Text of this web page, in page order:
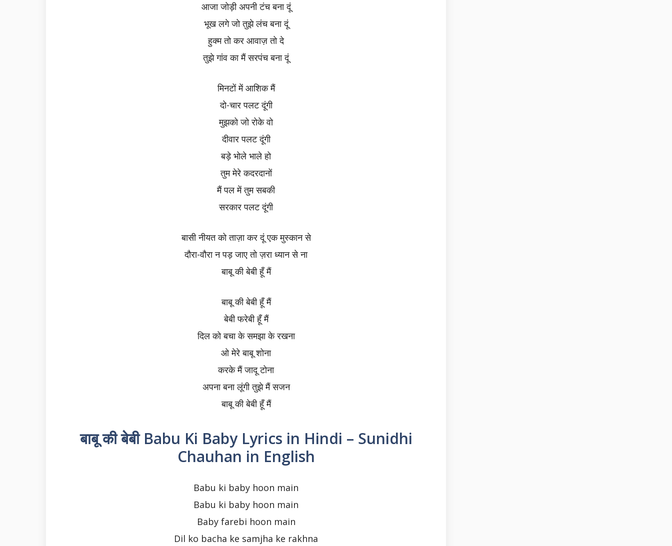
आजा जोड़ी अपनी टंच बना दूं
भूख लगे जो तुझे लंच बना दूं
हुक्म तो कर आवाज़ तो दे
तुझे गांव का मैं सरपंच बना दूं
मिनटों में आशिक मैं
दो-चार पलट दूंगी
मुझको जो रोके वो
दीवार पलट दूंगी
बड़े भोले भाले हो
तुम मेरे कदरदानों
मैं पल में तुम सबकी
सरकार पलट दूंगी
बासी नीयत को ताज़ा कर दूं एक मुस्कान से
दौरा-वौरा न पड़ जाए तो ज़रा ध्यान से ना
बाबू की बेबी हूँ मैं
बाबू की बेबी हूँ मैं
बेबी फरेबी हूँ मैं
दिल को बचा के समझा के रखना
ओ मेरे बाबू शोना
करके मैं जादू टोना
अपना बना लूंगी तुझे मैं सजन
बाबू की बेबी हूँ मैं
बाबू की बेबी Babu Ki Baby Lyrics in Hindi – Sunidhi
Chauhan in English
Babu ki baby hoon main
Babu ki baby hoon main
Baby farebi hoon main
Dil ko bacha ke samjha ke rakhna